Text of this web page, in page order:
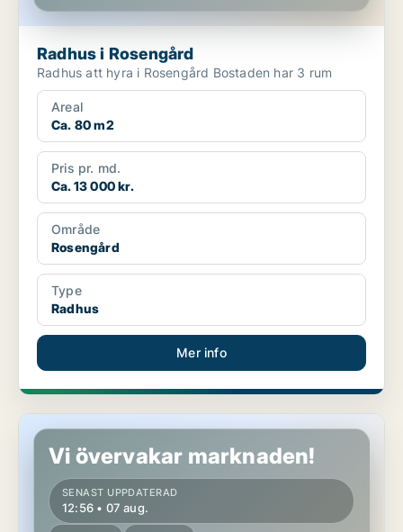
Radhus i Rosengård
Radhus att hyra i Rosengård Bostaden har 3 rum
Areal
Ca. 80 m2
Pris pr. md.
Ca. 13 000 kr.
Område
Rosengård
Type
Radhus
Mer info
Lägenhet i Malmö
Vi övervakar marknaden!
SENAST UPPDATERAD
12:56 • 07 aug.